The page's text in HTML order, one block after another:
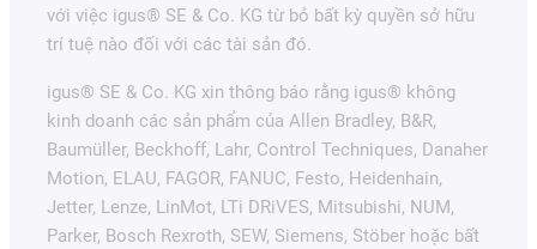
với việc igus® SE & Co. KG từ bỏ bất kỳ quyền sở hữu
trí tuệ nào đối với các tài sản đó.
igus® SE & Co. KG xin thông báo rằng igus® không
kinh doanh các sản phẩm của Allen Bradley, B&R,
Baumüller, Beckhoff, Lahr, Control Techniques, Danaher
Motion, ELAU, FAGOR, FANUC, Festo, Heidenhain,
Jetter, Lenze, LinMot, LTi DRiVES, Mitsubishi, NUM,
Parker, Bosch Rexroth, SEW, Siemens, Stöber hoặc bất